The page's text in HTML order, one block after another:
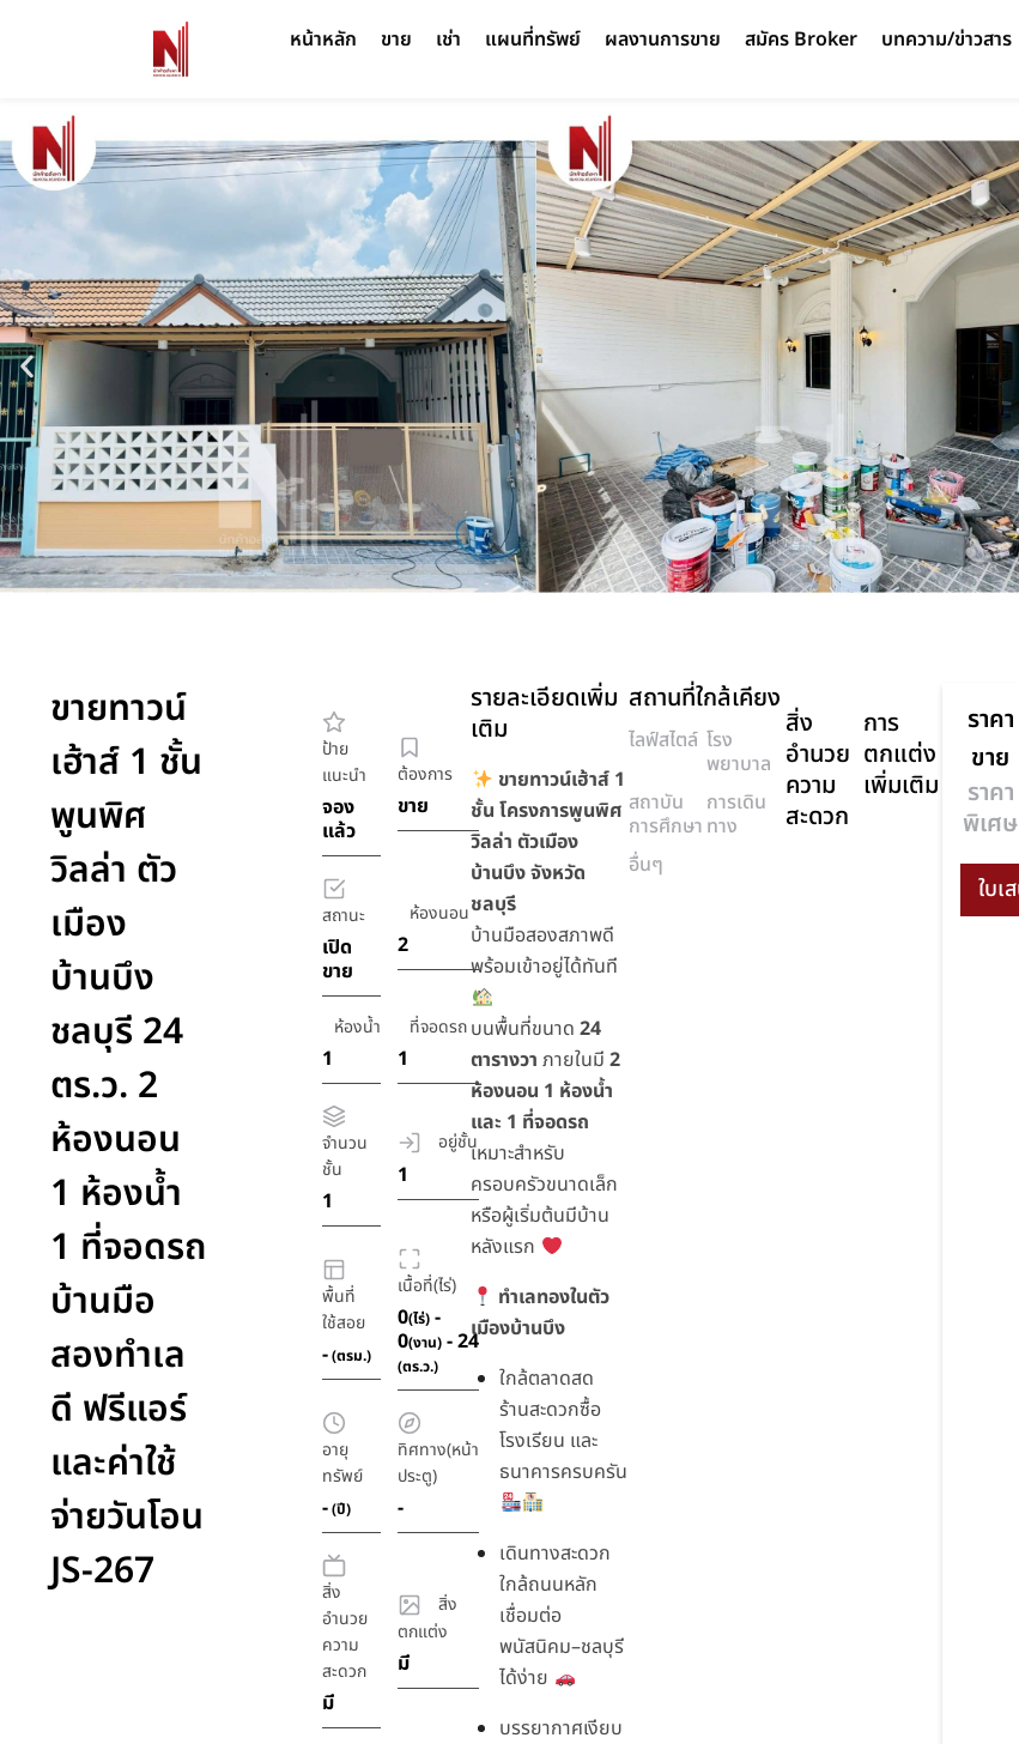
หน้าหลัก ขาย เช่า แผนที่ทรัพย์ ผลงานการขาย สมัคร Broker บทความ/ข่าวสาร
ขายทาวน์
เฮ้าส์ 1 ชั้น
พูนพิศ
วิลล่า ตัว
เมือง
บ้านบึง
ชลบุรี 24
ตร.ว. 2
ห้องนอน
1 ห้องน้ำ
1 ที่จอดรถ
บ้านมือ
สองทำเล
ดี ฟรีแอร์
และค่าใช้
จ่ายวันโอน
JS-267
ป้าย
แนะนำ
จอง
แล้ว
ต้องการ
ขาย
สถานะ
เปิด
ขาย
ห้องนอน
2
ห้องน้ำ
1
ที่จอดรถ
1
จำนวน
ชั้น
1
อยู่ชั้น
1
พื้นที่
ใช้สอย
-(ตรม.)
เนื้อที่(ไร่)
0(ไร่) -
0(งาน) - 24
(ตร.ว.)
อายุ
ทรัพย์
-(ปี)
ทิศทาง(หน้า
ประตู)
-
สิ่ง
อำนวย
ความ
สะดวก
มี
สิ่ง
ตกแต่ง
มี
รายละเอียดเพิ่ม
เติม
ขายทาวน์เฮ้าส์ 1
ชั้น โครงการพูนพิศ
วิลล่า ตัวเมือง
บ้านบึง จังหวัด
ชลบุรี
บ้านมือสองสภาพดี
พร้อมเข้าอยู่ได้ทันที
บนพื้นที่ขนาด24
ตารางวา ภายในมี2
ห้องนอน 1 ห้องน้ำ
และ 1 ที่จอดรถ
เหมาะสำหรับ
ครอบครัวขนาดเล็ก
หรือผู้เริ่มต้นมีบ้าน
หลังแรก
ทำเลทองในตัว
เมืองบ้านบึง
ใกล้ตลาดสด
ร้านสะดวกซื้อ
โรงเรียน และ
ธนาคารครบครัน
เดินทางสะดวก
ใกล้ถนนหลัก
เชื่อมต่อ
พนัสนิคม–ชลบุรี
ได้ง่าย
บรรยากาศเงียบ
สถานที่ใกล้เคียง
ไลฟ์สไตล์ โรง
พยาบาล
สถาบัน
การศึกษา
การเดิน
ทาง
อื่นๆ
สิ่ง
อำนวย
ความ
สะดวก
การ
ตกแต่ง
เพิ่มเติม
ราคา
ขาย
ราคา
พิเศษ